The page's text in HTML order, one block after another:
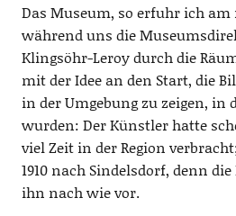
Das Museum, so erfuhr ich am
während uns die
Klingsöhr-Leroy durch die
mit der Idee an den Start, die
in der Umgebung zu zeigen, in
wurden: Der Künstler hatte
viel Zeit in der Region
1910 nach Sindelsdorf, denn
ihn nach wie vor.